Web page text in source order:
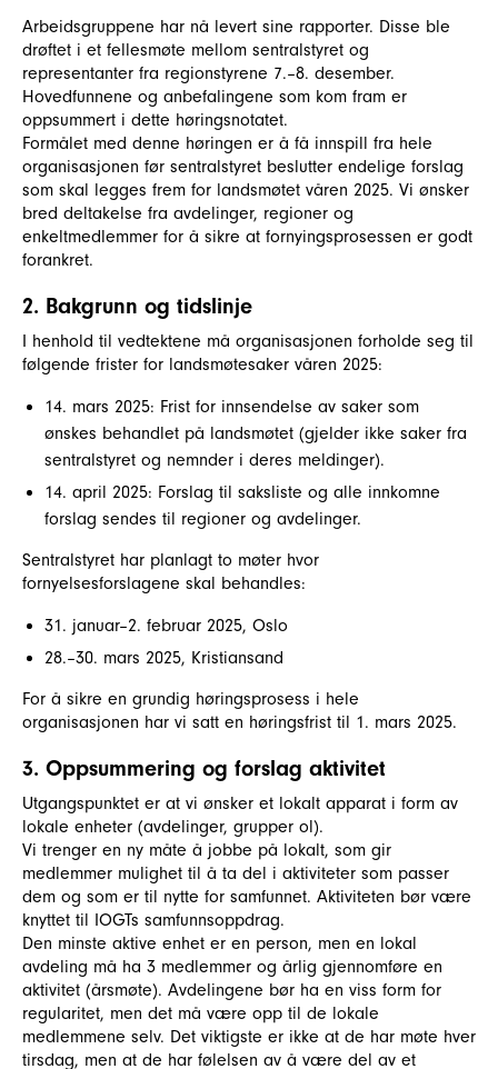
Arbeidsgruppene har nå levert sine rapporter. Disse ble
drøftet i et fellesmøte mellom sentralstyret og
representanter fra regionstyrene 7.–8. desember.
Hovedfunnene og anbefalingene som kom fram er
oppsummert i dette høringsnotatet.
Formålet med denne høringen er å få innspill fra hele
organisasjonen før sentralstyret beslutter endelige forslag
som skal legges frem for landsmøtet våren 2025. Vi ønsker
bred deltakelse fra avdelinger, regioner og
enkeltmedlemmer for å sikre at fornyingsprosessen er godt
forankret.
2. Bakgrunn og tidslinje
I henhold til vedtektene må organisasjonen forholde seg til
følgende frister for landsmøtesaker våren 2025:
14. mars 2025: Frist for innsendelse av saker som
ønskes behandlet på landsmøtet (gjelder ikke saker fra
sentralstyret og nemnder i deres meldinger).
14. april 2025: Forslag til saksliste og alle innkomne
forslag sendes til regioner og avdelinger.
Sentralstyret har planlagt to møter hvor
fornyelsesforslagene skal behandles:
31. januar–2. februar 2025, Oslo
28.–30. mars 2025, Kristiansand
For å sikre en grundig høringsprosess i hele
organisasjonen har vi satt en høringsfrist til 1. mars 2025.
3. Oppsummering og forslag aktivitet
Utgangspunktet er at vi ønsker et lokalt apparat i form av
lokale enheter (avdelinger, grupper ol).
Vi trenger en ny måte å jobbe på lokalt, som gir
medlemmer mulighet til å ta del i aktiviteter som passer
dem og som er til nytte for samfunnet. Aktiviteten bør være
knyttet til IOGTs samfunnsoppdrag.
Den minste aktive enhet er en person, men en lokal
avdeling må ha 3 medlemmer og årlig gjennomføre en
aktivitet (årsmøte). Avdelingene bør ha en viss form for
regularitet, men det må være opp til de lokale
medlemmene selv. Det viktigste er ikke at de har møte hver
tirsdag, men at de har følelsen av å være del av et